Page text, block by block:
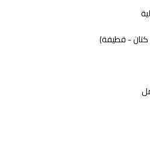
- قطيفة)